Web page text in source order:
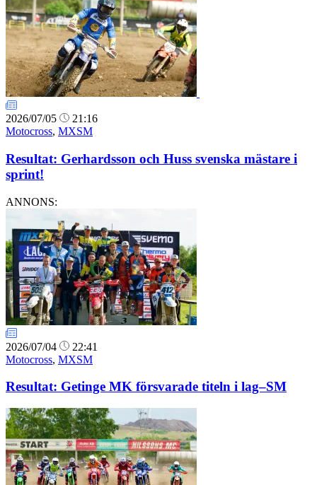
2026/07/05
21:16
Motocross, MXSM
Resultat: Gerhardsson och Huss svenska mästare i
sprint!
ANNONS:
2026/07/04
22:41
Motocross, MXSM
Resultat: Getinge MK försvarade titeln i lag–SM